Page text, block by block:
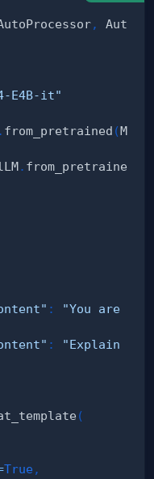
,
Aut
E4B-it"
. from_pretrained (M
. from_pretraine
:
"You are
:
"Explain
(
True ,